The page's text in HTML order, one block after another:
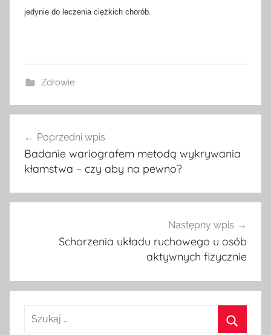
jedynie do leczenia ciężkich chorób.
Zdrowie
wpisu
Poprzedni wpis
Badanie wariografem metodą wykrywania
kłamstwa – czy aby na pewno?
Następny wpis
Schorzenia układu ruchowego u osób
aktywnych fizycznie
Szukaj: